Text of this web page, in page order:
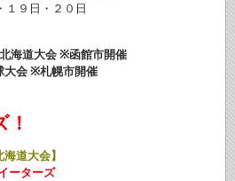
１９日・２０日
海道大会 ※函館市開催
大会 ※札幌市開催
道大会】
ーターズ